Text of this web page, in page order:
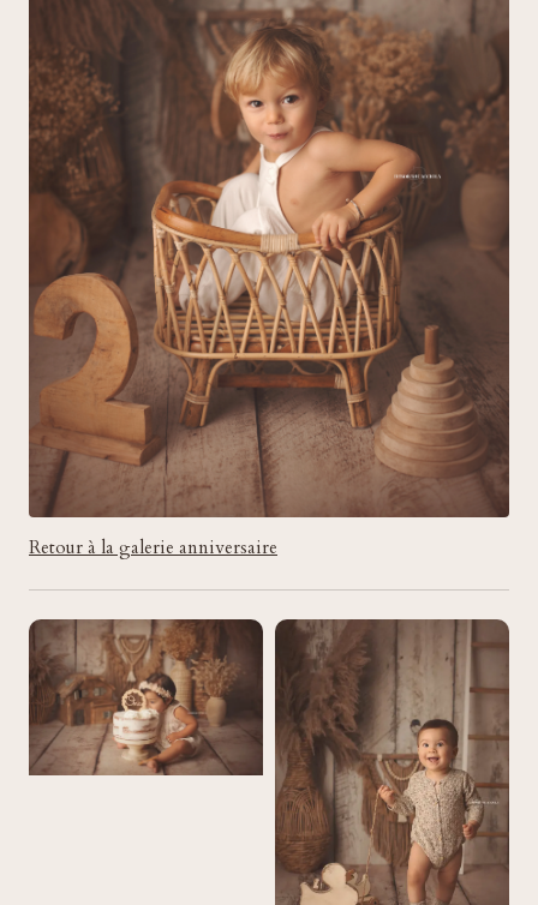
Retour à la galerie anniversaire